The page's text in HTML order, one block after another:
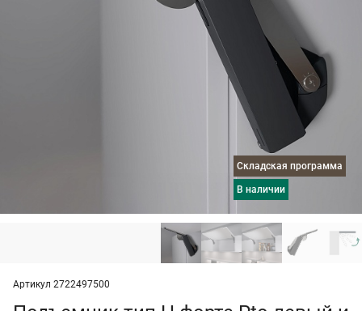
Складская программа
в наличии
Артикул 2722497500